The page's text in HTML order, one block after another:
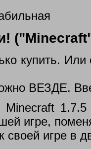
купить. Или
ВЕЗДЕ.
Minecraft
игре,
своей игре в